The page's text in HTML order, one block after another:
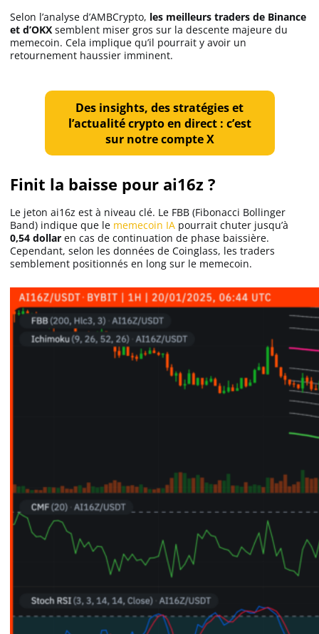
Selon l’analyse d’AMBCrypto, les meilleurs traders de Binance
et d’OKX semblent miser gros sur la descente majeure du
memecoin. Cela implique qu’il pourrait y avoir un
retournement haussier imminent.
Des insights, des stratégies et
l’actualité crypto en direct : c’est
sur notre compte X
Finit la baisse pour ai16z ?
Le jeton ai16z est à niveau clé. Le FBB (Fibonacci Bollinger
Band) indique que le memecoin IA pourrait chuter jusqu’à
0,54 dollar en cas de continuation de phase baissière.
Cependant, selon les données de Coinglass, les traders
semblement positionnés en long sur le memecoin.